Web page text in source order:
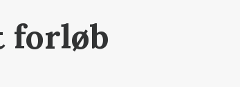
forløb